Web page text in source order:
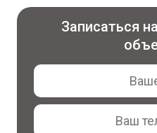
Записаться